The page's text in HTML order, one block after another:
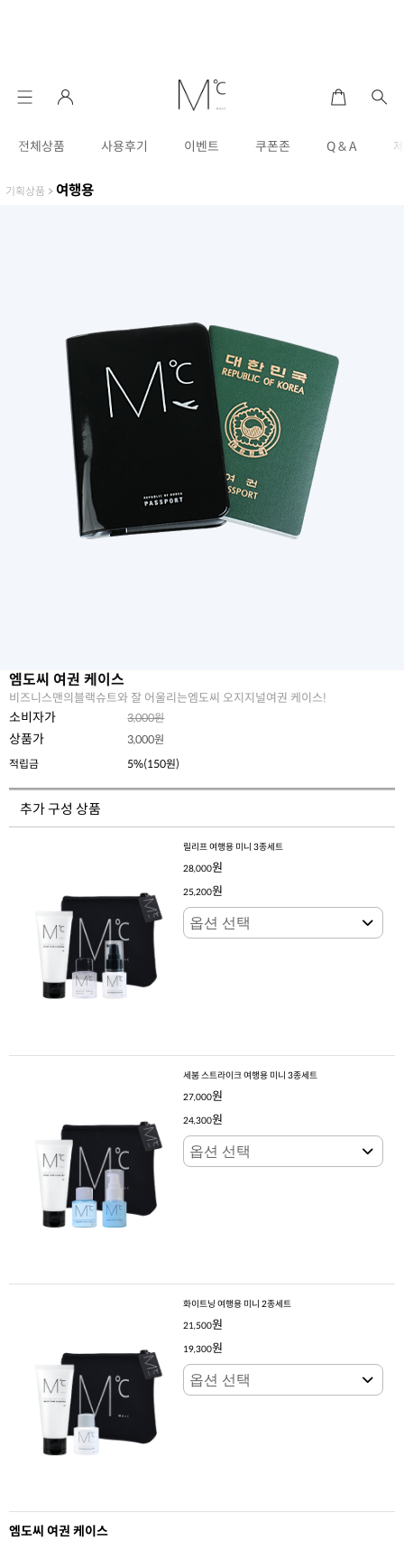
전체상품 사용후기 이벤트 쿠폰존 Q & A
기획상품 > 여행용
엠도씨 여권 케이스
비즈니스맨의블랙슈트와 잘 어울리는엠도씨 오지지널여권 케이스!
소비자가 3,000원
상품가 3,000원
적립금
5%(150원)
추가 구성 상품
릴리프 여행용 미니 3종세트
28,000원
25,200원
세붐 스트라이크 여행용 미니 3종세트
27,000원
24,300원
화이트닝 여행용 미니 2종세트
21,500원
19,300원
엠도씨 여권 케이스